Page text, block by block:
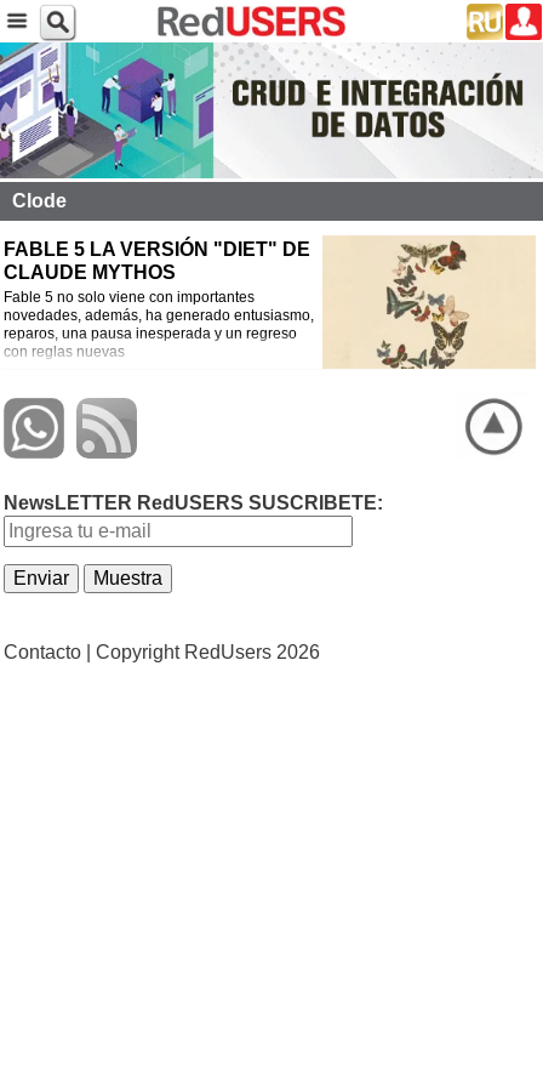
Clode
FABLE 5 LA VERSIÓN "DIET" DE
CLAUDE MYTHOS
Fable 5 no solo viene con importantes
novedades, además, ha generado entusiasmo,
reparos, una pausa inesperada y un regreso
con reglas nuevas
NewsLETTER RedUSERS SUSCRIBETE:
Contacto | Copyright RedUsers 2026